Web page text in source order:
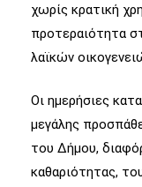
χωρίς κρατική
προτεραιότητα
λαϊκών
Οι ημερήσιες
μεγάλης
του Δήμου,
καθαριότητας,